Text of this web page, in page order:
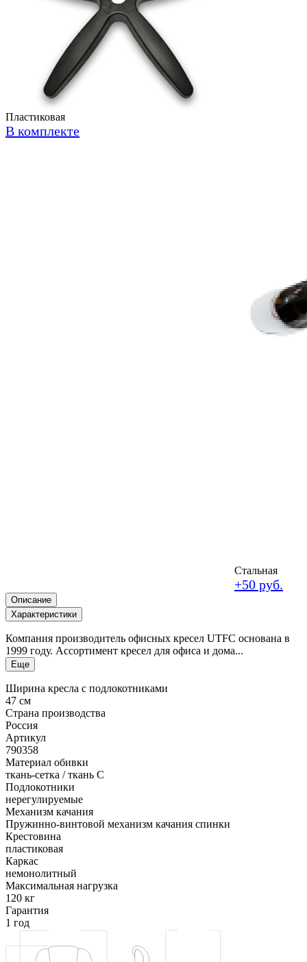
Пластиковая
В комплекте
Стальная
+50 руб.
Описание
Характеристики
Компания производитель офисных кресел UTFC основана в
1999 году. Ассортимент кресел для офиса и дома...
Еще
Ширина кресла с подлокотниками
47 см
Страна производства
Россия
Артикул
790358
Материал обивки
ткань-сетка / ткань C
Подлокотники
нерегулируемые
Механизм качания
Пружинно-винтовой механизм качания спинки
Крестовина
пластиковая
Каркас
немонолитный
Максимальная нагрузка
120 кг
Гарантия
1 год